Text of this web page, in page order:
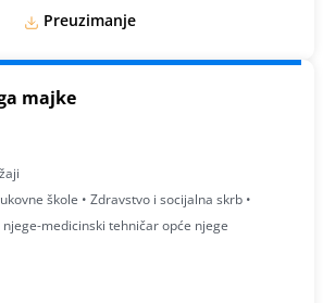
Preuzimanje
majke
škole • Zdravstvo i socijalna skrb •
medicinski tehničar opće njege